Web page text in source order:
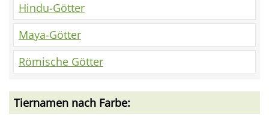
Hindu-Götter
Maya-Götter
Römische Götter
Tiernamen nach Farbe: